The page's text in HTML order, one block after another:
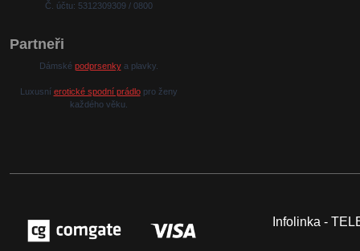
Č. účtu: 5312309309 / 0800
Partneři
Dámské podprsenkya plavky.
Luxusní erotické spodní prádlopro ženy
každého věku.
Infolinka -